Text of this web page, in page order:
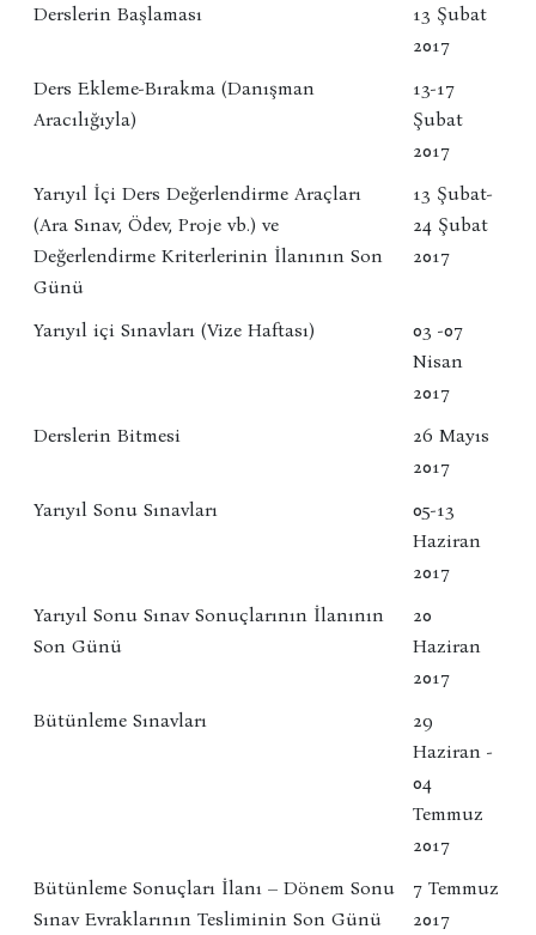
Derslerin Başlaması
13 Şubat
2017
Ders Ekleme-Bırakma (Danışman
Aracılığıyla)
13-17
Şubat
2017
Yarıyıl İçi Ders Değerlendirme Araçları
(Ara Sınav, Ödev, Proje vb.) ve
Değerlendirme Kriterlerinin İlanının Son
Günü
13 Şubat-
24 Şubat
2017
Yarıyıl içi Sınavları (Vize Haftası)
03 -07
Nisan
2017
Derslerin Bitmesi
26 Mayıs
2017
Yarıyıl Sonu Sınavları
05-13
Haziran
2017
Yarıyıl Sonu Sınav Sonuçlarının İlanının
Son Günü
20
Haziran
2017
Bütünleme Sınavları
29
Haziran -
04
Temmuz
2017
Bütünleme Sonuçları İlanı – Dönem Sonu
Sınav Evraklarının Tesliminin Son Günü
7 Temmuz
2017